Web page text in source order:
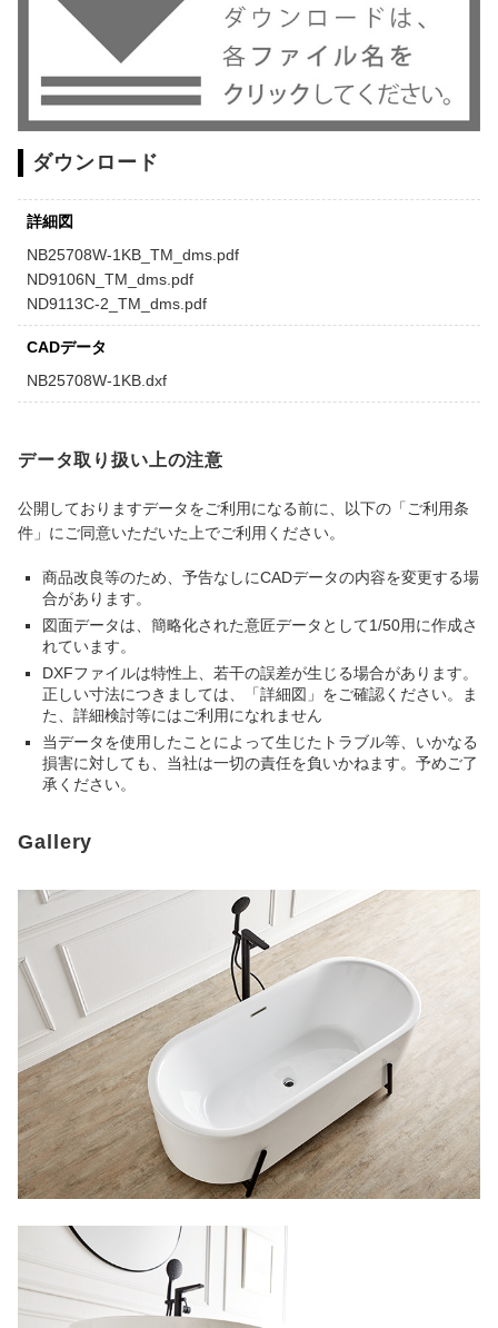
ダウンロード
詳細図
NB25708W-1KB_TM_dms.pdf
ND9106N_TM_dms.pdf
ND9113C-2_TM_dms.pdf
CADデータ
NB25708W-1KB.dxf
データ取り扱い上の注意
公開しておりますデータをご利用になる前に、以下の「ご利用条
件」にご同意いただいた上でご利用ください。
商品改良等のため、予告なしにCADデータの内容を変更する場
合があります。
図面データは、簡略化された意匠データとして1/50用に作成さ
れています。
DXFファイルは特性上、若干の誤差が生じる場合があります。
正しい寸法につきましては、「詳細図」をご確認ください。ま
た、詳細検討等にはご利用になれません
当データを使用したことによって生じたトラブル等、いかなる
損害に対しても、当社は一切の責任を負いかねます。予めご了
承ください。
Gallery